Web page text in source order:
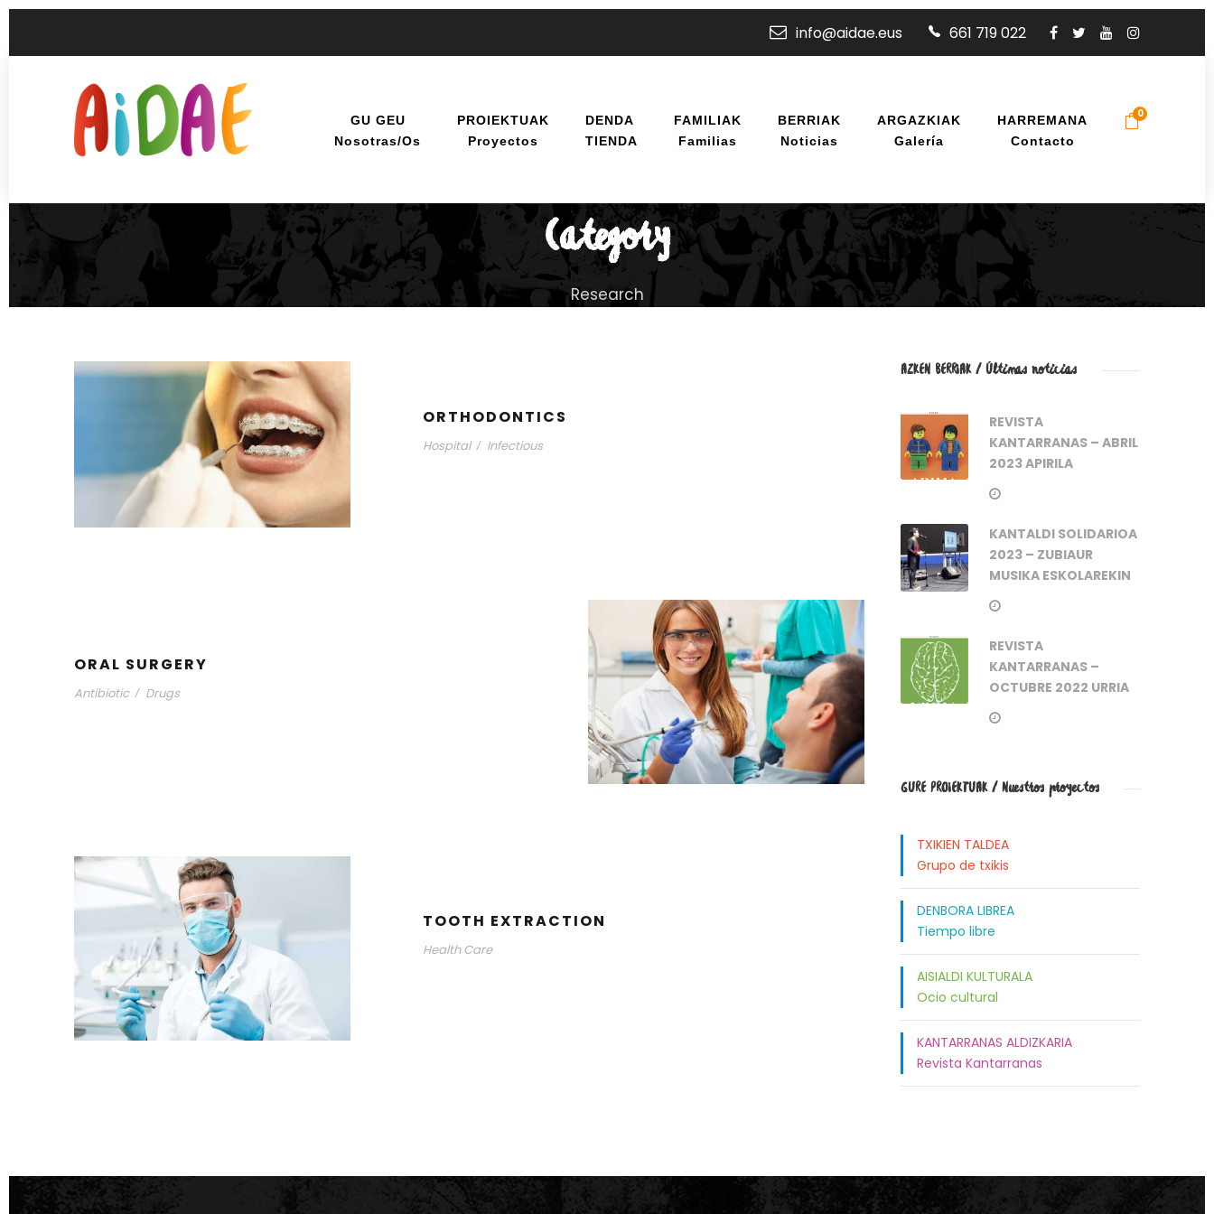
info@aidae.eus 661 719 022
GU GEU
Nosotras/os
PROIEKTUAK
Proyectos
DENDA
TIENDA
FAMILIAK
Familias
BERRIAK
Noticias
ARGAZKIAK
Galería
HARREMANA
Contacto
0
Category
Research
ORTHODONTICS
Hospital / Infectious
ORAL SURGERY
Antibiotic / Drugs
TOOTH EXTRACTION
Health Care
AZKEN BERRIAK / Últimas noticias
REVISTA
KANTARRANAS – ABRIL
2023 APIRILA
KANTALDI SOLIDARIOA
2023 – ZUBIAUR
MUSIKA ESKOLAREKIN
REVISTA
KANTARRANAS –
OCTUBRE 2022 URRIA
GURE PROIEKTUAK / Nuestros proyectos
TXIKIEN TALDEA
Grupo de txikis
DENBORA LIBREA
Tiempo libre
AISIALDI KULTURALA
Ocio cultural
KANTARRANAS ALDIZKARIA
Revista Kantarranas